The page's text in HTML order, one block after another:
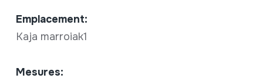
Emplacement:
Kaja marroiak1
Mesures: